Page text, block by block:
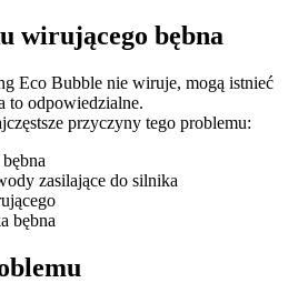
wirującego bębna
Eco Bubble nie wiruje, mogą istnieć
to odpowiedzialne.
przyczyny tego problemu:
zasilające do silnika
bębna